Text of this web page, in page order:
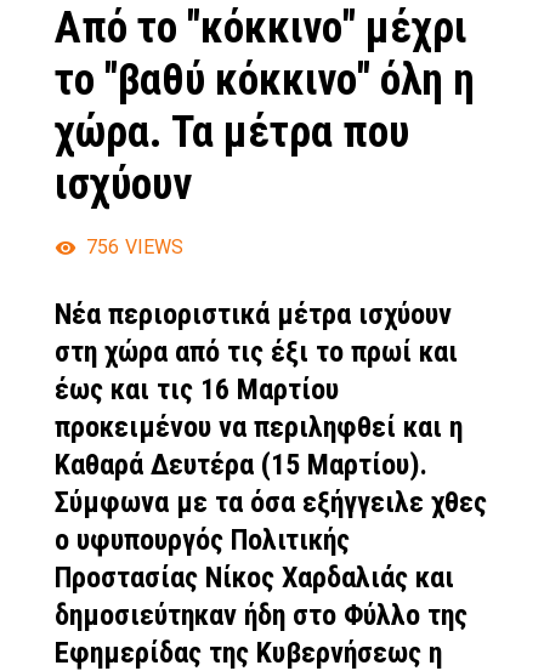
Από το "κόκκινο" μέχρι
το "βαθύ κόκκινο" όλη η
χώρα. Τα μέτρα που
ισχύουν
756 VIEWS
Νέα περιοριστικά μέτρα ισχύουν
στη χώρα από τις έξι το πρωί και
έως και τις 16 Μαρτίου
προκειμένου να περιληφθεί και η
Καθαρά Δευτέρα (15 Μαρτίου).
Σύμφωνα με τα όσα εξήγγειλε χθες
ο υφυπουργός Πολιτικής
Προστασίας Νίκος Χαρδαλιάς και
δημοσιεύτηκαν ήδη στο Φύλλο της
Εφημερίδας της Κυβερνήσεως η